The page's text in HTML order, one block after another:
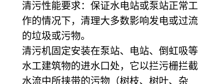
清污性能要求：保证水电站或泵站正常工
作的情况下，清理大多数影响发电或过流
的垃圾或污物。
清污机固定安装在泵站、电站、倒虹吸等
水工建筑物的进水口处，它以拦污栅拦截
水流中所挟带的污物（树枝、树叶、杂